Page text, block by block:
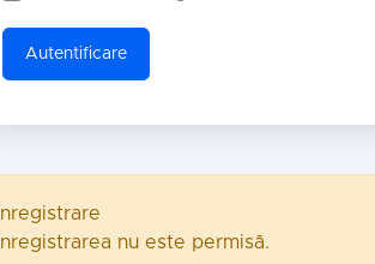
Autentificare
Înregistrare
Înregistrarea nu este permisă.